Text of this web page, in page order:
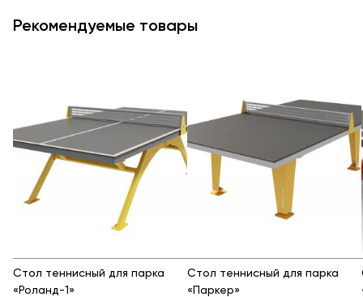
Рекомендуемые товары
Стол теннисный для парка
«Роланд-1»
Стол теннисный для парка
«Паркер»